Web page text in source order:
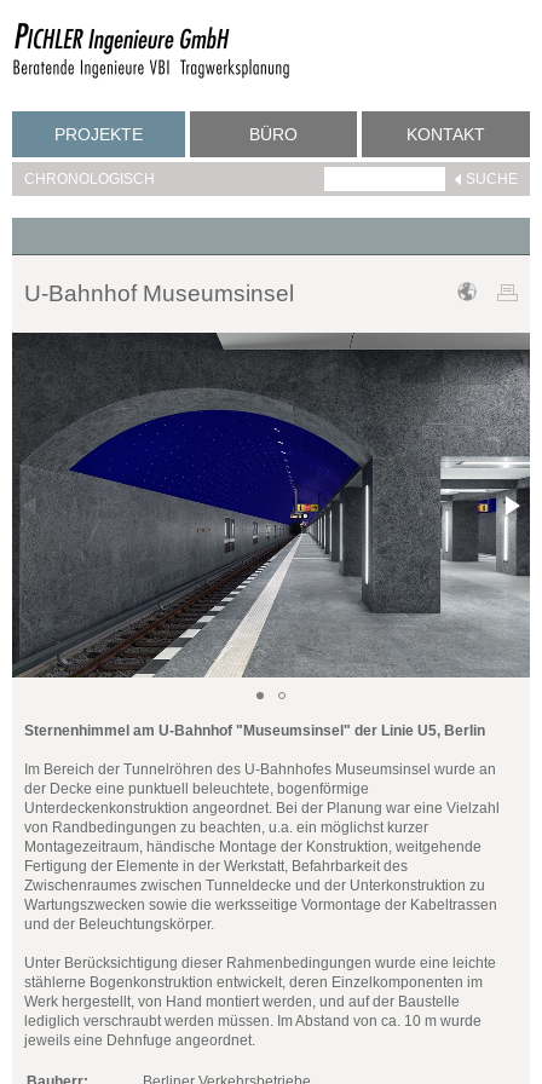
PROJEKTE BÜRO KONTAKT
CHRONOLOGISCH
U-Bahnhof Museumsinsel
Sternenhimmel am U-Bahnhof "Museumsinsel" der Linie U5, Berlin
Im Bereich der Tunnelröhren des U-Bahnhofes Museumsinsel wurde an
der Decke eine punktuell beleuchtete, bogenförmige
Unterdeckenkonstruktion angeordnet. Bei der Planung war eine Vielzahl
von Randbedingungen zu beachten, u.a. ein möglichst kurzer
Montagezeitraum, händische Montage der Konstruktion, weitgehende
Fertigung der Elemente in der Werkstatt, Befahrbarkeit des
Zwischenraumes zwischen Tunneldecke und der Unterkonstruktion zu
Wartungszwecken sowie die werksseitige Vormontage der Kabeltrassen
und der Beleuchtungskörper.
Unter Berücksichtigung dieser Rahmenbedingungen wurde eine leichte
stählerne Bogenkonstruktion entwickelt, deren Einzelkomponenten im
Werk hergestellt, von Hand montiert werden, und auf der Baustelle
lediglich verschraubt werden müssen. Im Abstand von ca. 10 m wurde
jeweils eine Dehnfuge angeordnet.